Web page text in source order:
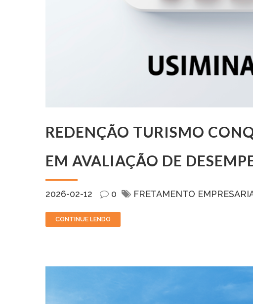
REDENÇÃO TURISMO
EM AVALIAÇÃO DE
2026-02-12 0 FRETAMENTO
CONTINUE LENDO